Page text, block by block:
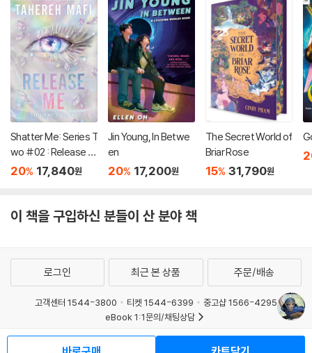
Shatter Me: Series T
wo #02 : Release M
e
20% 17,840원
Jin Young, In Betwe
en
20% 17,200원
The Secret World of
Briar Rose
15% 31,790원
이 책을 구입하신 분들이 산 분야 책
로그인 최근 본 상품 주문/배송
고객센터 1544-3800 티켓 1544-6399
중고샵 1566-4295
eBook 1:1문의/채팅상담
예스이십사(주) 사업자 정보